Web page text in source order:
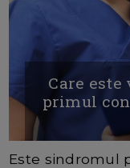
Care
primul
Este sindromul